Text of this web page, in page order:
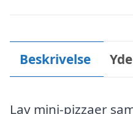
Beskrivelse
Lav mini-pizzaer